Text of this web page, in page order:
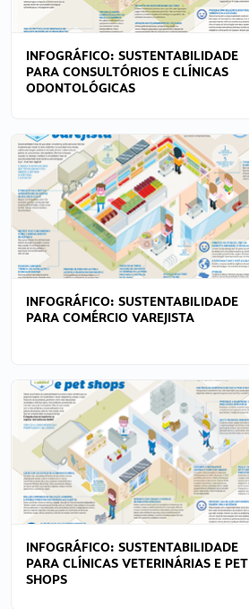
INFOGRÁFICO: SUSTENTABILIDADE
PARA CONSULTÓRIOS E CLÍNICAS
ODONTOLÓGICAS
INFOGRÁFICO: SUSTENTABILIDADE
PARA COMÉRCIO VAREJISTA
INFOGRÁFICO: SUSTENTABILIDADE
PARA CLÍNICAS VETERINÁRIAS E PET
SHOPS